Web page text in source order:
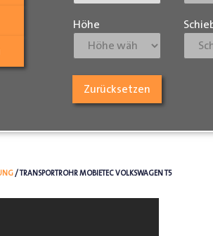
Höhe
Zurücksetzen
/ TRANSPORTROHR MOBIETEC VOLKSWAGEN T5